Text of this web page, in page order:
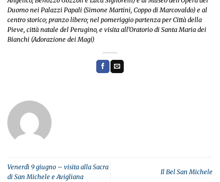
Duomo nei Palazzi Papali (Simone Martini, Coppo di Marcovaldo) e al
centro storico; pranzo libero; nel pomeriggio partenza per Città della
Pieve, città natale del Perugino, e visita all’Oratorio di Santa Maria dei
Bianchi (Adorazione dei Magi)
Venerdì 9 giugno – visita alla Sacra
di San Michele e Avigliana
Il Bel San Michele